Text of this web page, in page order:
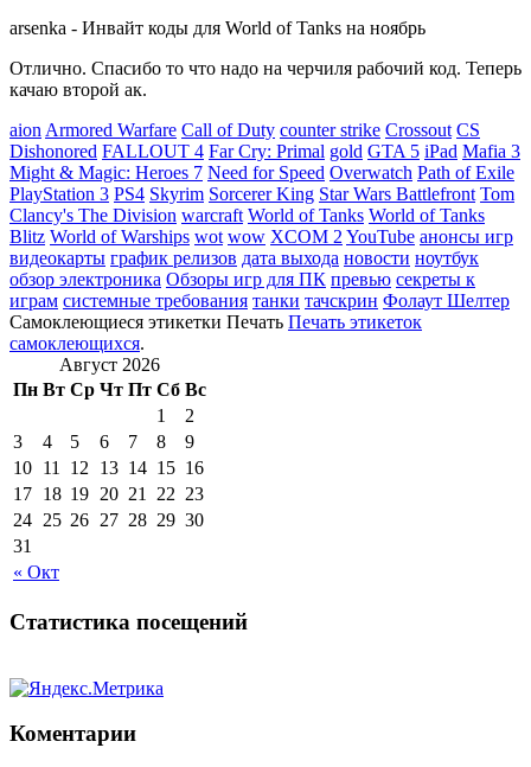
arsenka - Инвайт коды для World of Tanks на ноябрь
Отлично. Спасибо то что надо на черчиля рабочий код. Теперь
качаю второй ак.
aion Armored Warfare Call of Duty counter strike Crossout CS
Dishonored FALLOUT 4 Far Cry: Primal gold GTA 5 iPad Mafia 3
Might & Magic: Heroes 7 Need for Speed Overwatch Path of Exile
PlayStation 3 PS4 Skyrim Sorcerer King Star Wars Battlefront Tom
Clancy's The Division warcraft World of Tanks World of Tanks
Blitz World of Warships wot wow XCOM 2 YouTube анонсы игр
видеокарты график релизов дата выхода новости ноутбук
обзор электроника Обзоры игр для ПК превью секреты к
играм системные требования танки тачскрин Фолаут Шелтер
Самоклеющиеся этикетки Печать Печать этикеток
самоклеющихся.
Август 2026
Пн Вт Ср Чт Пт Сб Вс
« Окт
1
2
3
4 5 6 7 8
9
10 11 12 13 14 15 16
17 18 19 20 21 22 23
24 25 26 27 28 29 30
31
Статистика посещений
Коментарии